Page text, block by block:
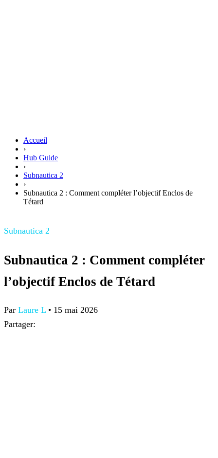
Accueil
›
Hub Guide
›
Subnautica 2
›
Subnautica 2 : Comment compléter l’objectif Enclos de
Tétard
Subnautica 2
Subnautica 2 : Comment compléter
l’objectif Enclos de Tétard
Par Laure L • 15 mai 2026
Partager: